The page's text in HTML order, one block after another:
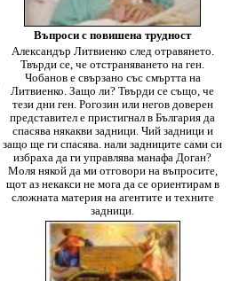
Въпроси с повишена трудност
Александър Литвиенко след отравянето.
Твърди се, че отстраняването на ген.
Чобанов е свързано със смъртта на
Литвиенко. Защо ли? Твърди се също, че
тези дни ген. Рогозин или негов доверен
представител е пристигнал в България да
спасява някакви задници. Чий задници и
защо ще ги спасява. нали задниците сами си
избраха да ги управлява манафа Доган?
Моля някой да ми отговори на въпросите,
щот аз некакси не мога да се ориентирам в
сложната материя на агентите и техните
задници.